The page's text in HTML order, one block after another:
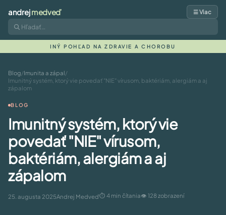
andrejmedveď ☰ Viac
INÝ POHĽAD NA ZDRAVIE A CHOROBU
Blog/Imunita a zápal/
Imunitný systém, ktorý vie povedať "NIE" vírusom, baktériám, alergiám a aj
zápalom
BLOG
Imunitný systém, ktorý vie
povedať "NIE" vírusom,
baktériám, alergiám a aj
zápalom
25. augusta 2025Andrej Medveď⏱ 4 min čítania👁 128 zobrazení